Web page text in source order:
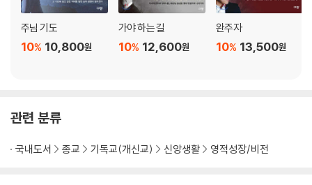
주님 기도
10,800원
10%
가야 하는 길
12,600원
10%
완주자
13,500원
10%
관련 분류
국내도서 종교 기독교(개신교) 신앙생활 영적성장/비전